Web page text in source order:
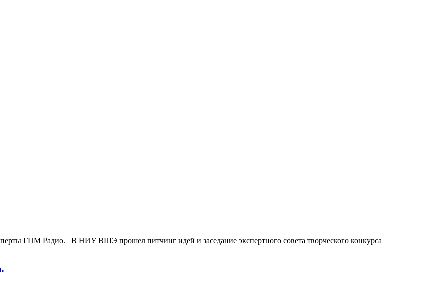
ГПМ Радио. В НИУ ВШЭ прошел питчинг идей и заседание экспертного совета творческого конкурса